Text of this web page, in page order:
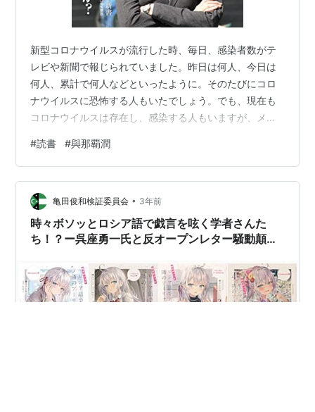
新型コロナウイルスが流行した時、毎日、感染者数がテ
レビや新聞で報じられていました。昨日は何人、今日は
何人、累計で何人などといったように。そのたびにコロ
ナウイルスに恐怖する人もいたでしょう。でも、現在も
コロナウイルスは存在し、感染する人もいますが、メデ
がら日々生活している人はほとんどいなくなっていま
す。結局、新型コロナウイルスに対する恐怖の感情は、
感染者数が過剰に可視化されたから湧き出したものだっ
たのだと、今では多くの人が思っていることでしょう。
#読書 #與那覇潤
亀田俊和検証委員会 • 3年前
時々ボソッとロシア語で戯言を呟く学者さんた
ち！？ー呉座勇一氏と反オープンレター騒動顛末